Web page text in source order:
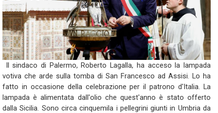
Il sindaco di Palermo, Roberto Lagalla, ha acceso la lampada
votiva che arde sulla tomba di San Francesco ad Assisi. Lo ha
fatto in occasione della celebrazione per il patrono d'Italia. La
lampada è alimentata dall'olio che quest'anno è stato offerto
dalla Sicilia. Sono circa cinquemila i pellegrini giunti in Umbria da